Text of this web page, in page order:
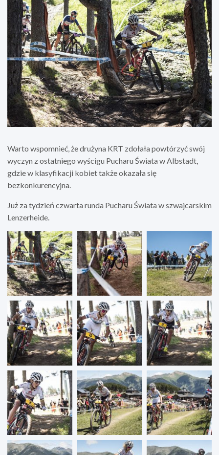
Warto wspomnieć, że drużyna KRT zdołała powtórzyć swój
wyczyn z ostatniego wyścigu Pucharu Świata w Albstadt,
gdzie w klasyfikacji kobiet także okazała się
bezkonkurencyjna.
Już za tydzień czwarta runda Pucharu Świata w szwajcarskim
Lenzerheide.